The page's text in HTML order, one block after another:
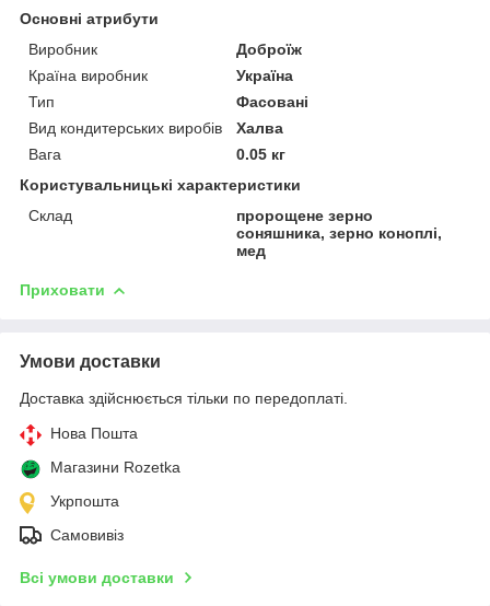
Основні атрибути
Виробник
Доброїж
Країна виробник
Україна
Тип
Фасовані
Вид кондитерських виробів
Халва
Вага
0.05 кг
Користувальницькі характеристики
Склад
пророщене зерно
соняшника, зерно коноплі,
мед
Приховати
Умови доставки
Доставка здійснюється тільки по передоплаті.
Нова Пошта
Магазини Rozetka
Укрпошта
Самовивіз
Всі умови доставки